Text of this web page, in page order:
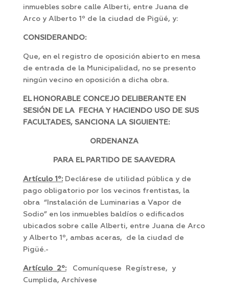
inmuebles sobre calle Alberti, entre Juana de
Arco y Alberto 1º de la ciudad de Pigüé, y:
CONSIDERANDO:
Que, en el registro de oposición abierto en mesa
de entrada de la Municipalidad, no se presento
ningún vecino en oposición a dicha obra.
EL HONORABLE CONCEJO DELIBERANTE EN
SESIÓN DE LA FECHA Y HACIENDO USO DE SUS
FACULTADES, SANCIONA LA SIGUIENTE:
ORDENANZA
PARA EL PARTIDO DE SAAVEDRA
Artículo 1º:Declárese de utilidad pública y de
pago obligatorio por los vecinos frentistas, la
obra “Instalación de Luminarias a Vapor de
Sodio” en los inmuebles baldíos o edificados
ubicados sobre calle Alberti, entre Juana de Arco
y Alberto 1º, ambas aceras, de la ciudad de
Pigüé.-
Artículo 2º:Comuníquese Regístrese, y
Cumplida, Archívese